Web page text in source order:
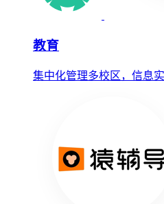
教育
集中化管理多校区，信息